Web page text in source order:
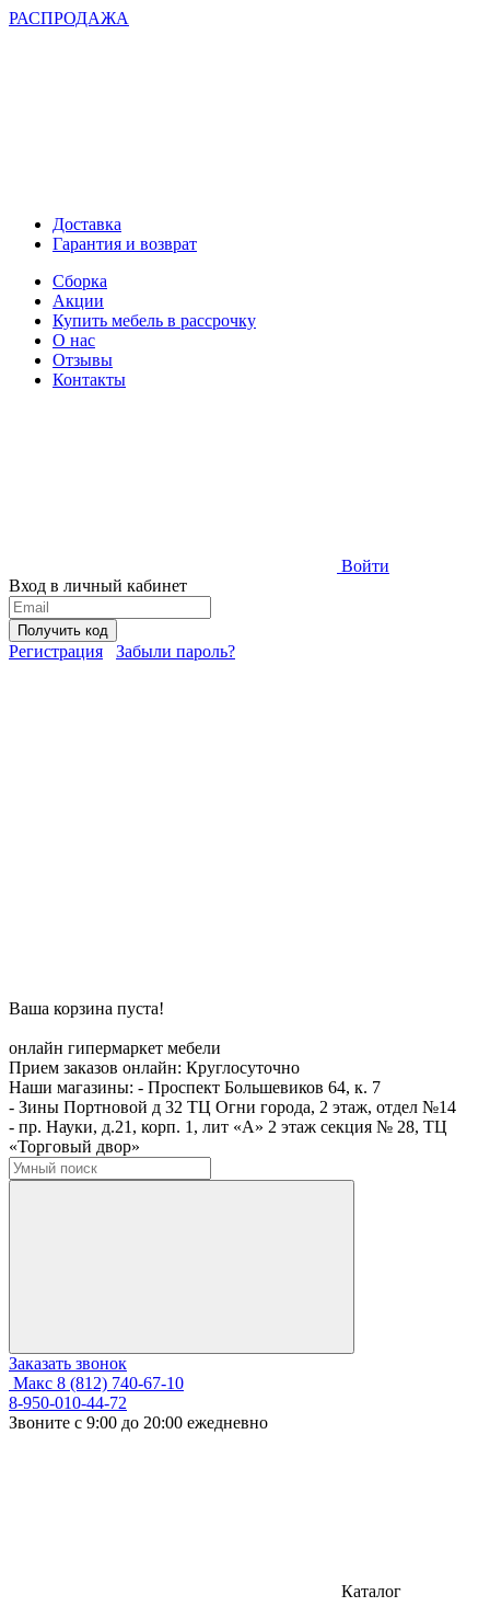
РАСПРОДАЖА
Доставка
Гарантия и возврат
Сборка
Акции
Купить мебель в рассрочку
О нас
Отзывы
Контакты
Войти
Вход в личный кабинет
Получить код
Регистрация Забыли пароль?
Ваша корзина пуста!
онлайн гипермаркет мебели
Прием заказов онлайн: Круглосуточно
Наши магазины: - Проспект Большевиков 64, к. 7
- Зины Портновой д 32 ТЦ Огни города, 2 этаж, отдел №14
- пр. Науки, д.21, корп. 1, лит «А» 2 этаж секция № 28, ТЦ
«Торговый двор»
Заказать звонок
Макс 8 (812) 740-67-10
8-950-010-44-72
Звоните с 9:00 до 20:00 ежедневно
Каталог